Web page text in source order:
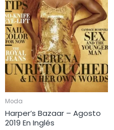
Moda
Harper’s Bazaar – Agosto
2019 En Inglés